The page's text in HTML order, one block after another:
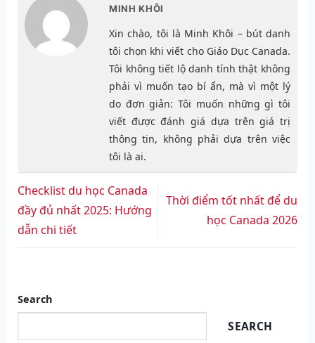
MINH KHÔI
Xin chào, tôi là Minh Khôi – bút danh
tôi chọn khi viết cho Giáo Dục Canada.
Tôi không tiết lộ danh tính thật không
phải vì muốn tạo bí ẩn, mà vì một lý
do đơn giản: Tôi muốn những gì tôi
viết được đánh giá dựa trên giá trị
thông tin, không phải dựa trên việc
tôi là ai.
Checklist du học Canada
đầy đủ nhất 2025: Hướng
dẫn chi tiết
Thời điểm tốt nhất để du
học Canada 2026
Search
SEARCH